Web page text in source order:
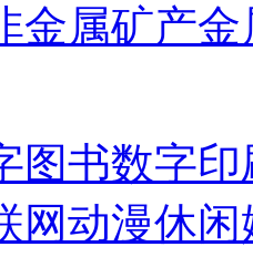
金属矿产金
图书数字印
网动漫休闲